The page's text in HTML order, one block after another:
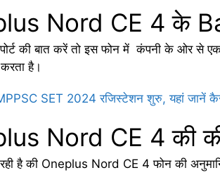
Nord CE 4 के
की बात करें तो इस फोन में कंपनी के ओर से एक
करता है।
SET 2024 रजिस्टेशन शुरु, यहां जानें
Nord CE 4 की
है की Oneplus Nord CE 4 फोन की